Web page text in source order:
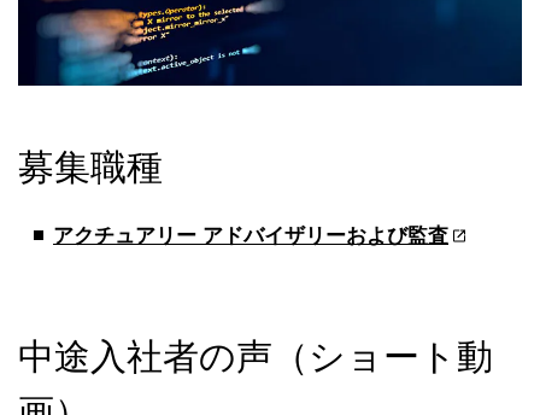
募集職種
アクチュアリー アドバイザリーおよび監査
中途入社者の声（ショート動